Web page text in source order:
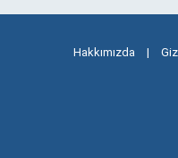
Hakkımızda |